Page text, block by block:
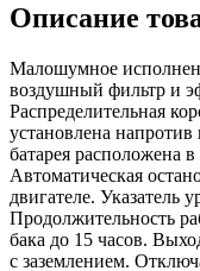
Описание
Малошумное
воздушный фильтр и
Распределительная
установлена
батарея расположена
Автоматическая
двигателе. Указатель
Продолжительность
бака до 15 часов.
с заземлением.